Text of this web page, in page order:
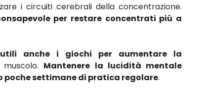
i circuiti cerebrali della concentrazione.
per restare concentrati più a
anche i giochi per aumentare la
Mantenere la lucidità mentale
poche settimane di pratica regolare.